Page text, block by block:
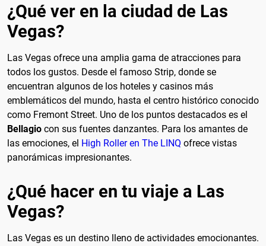
¿Qué ver en la ciudad de Las
Vegas?
Las Vegas ofrece una amplia gama de atracciones para
todos los gustos. Desde el famoso Strip, donde se
encuentran algunos de los hoteles y casinos más
emblemáticos del mundo, hasta el centro histórico conocido
como Fremont Street. Uno de los puntos destacados es el
Bellagio con sus fuentes danzantes. Para los amantes de
las emociones, el High Roller en The LINQ ofrece vistas
panorámicas impresionantes.
¿Qué hacer en tu viaje a Las
Vegas?
Las Vegas es un destino lleno de actividades emocionantes.